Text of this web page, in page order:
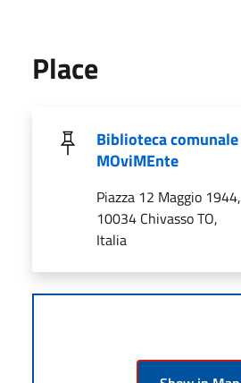
Place
Biblioteca comunale
MOviMEnte
Piazza 12 Maggio 1944,
10034 Chivasso TO,
Italia